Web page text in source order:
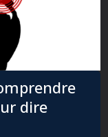
dire